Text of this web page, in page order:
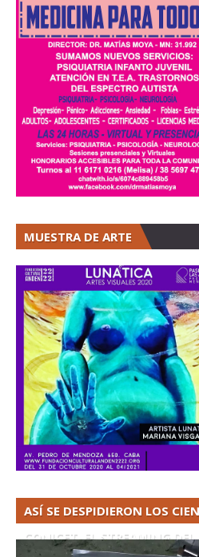
MUESTRA DE ARTE
ASÍ SE DESPIDIERON LOS
CONICET. EL STREAMING